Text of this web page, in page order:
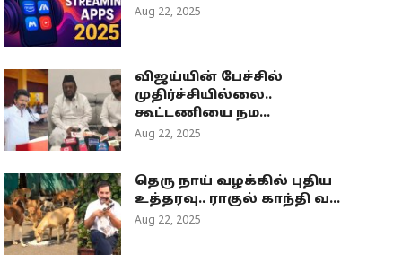
Aug 22, 2025
விஜய்யின் பேச்சில்
முதிர்ச்சியில்லை..
கூட்டணியை நம...
Aug 22, 2025
தெரு நாய் வழக்கில் புதிய
உத்தரவு.. ராகுல் காந்தி வ...
Aug 22, 2025